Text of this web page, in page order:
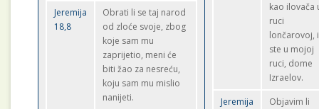
Jeremija
18,8
Obrati li se taj narod
od zloće svoje, zbog
koje sam mu
zaprijetio, meni će
biti žao za nesreću,
koju sam mu mislio
nanijeti.
kao ilovača
ruci
lončarovoj,
ste u mojoj
ruci, dome
Izraelov.
Jeremija
Objavim li